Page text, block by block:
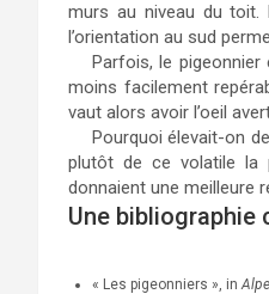
murs au niveau du toit.
l’orientation au sud
Parfois, le
moins facilement
vaut alors avoir l’oeil
Pourquoi élevait-on
plutôt de ce volatile la
donnaient une meilleure
Une bibliographie
« Les pigeonniers », in